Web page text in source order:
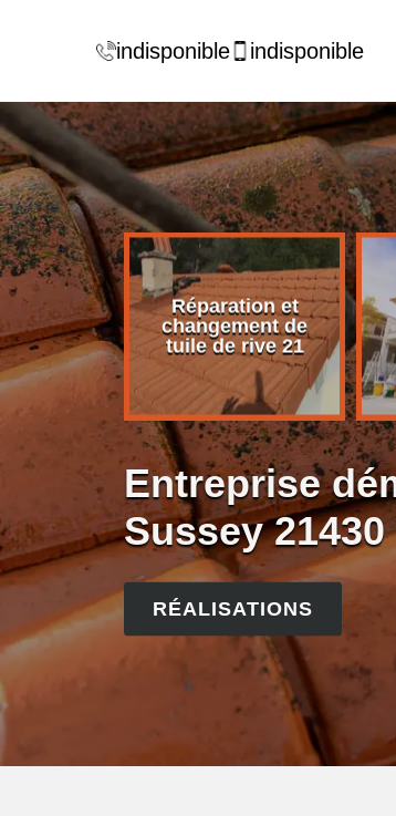
indisponible indisponible
de
21
Réparation et
changement de
tuile de rive 21
Entreprise
Sussey 21430
RÉALISATIONS